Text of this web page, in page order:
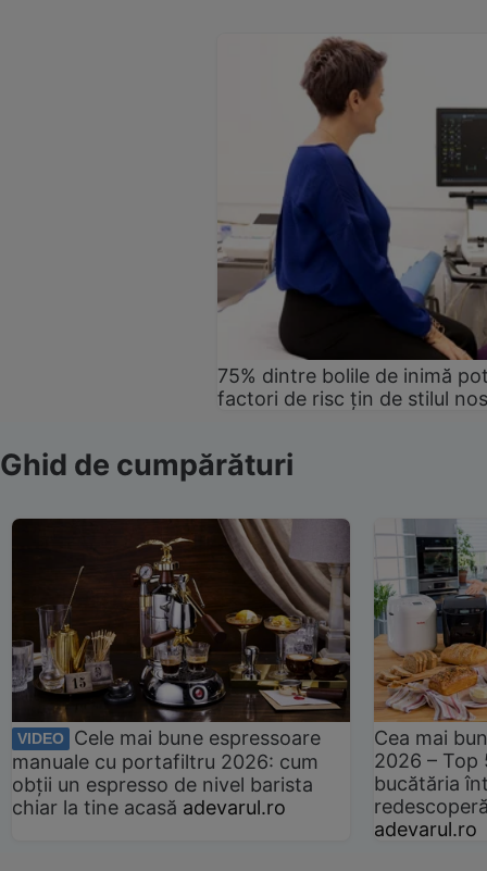
75% dintre bolile de inimă
factori de risc țin de stilul
Ghid de cumpărături
VIDEO
Cele mai bune espressoare
manuale cu portafiltru 2026: cum
obții un espresso de nivel barista
chiar la tine acasă adevarul.ro
Cea mai
2026 –
bucătăria
adevarul.ro